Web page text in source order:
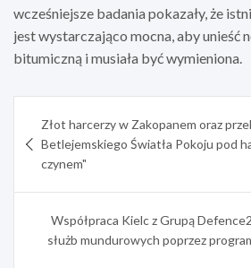
wcześniejsze badania pokazały, że
jest wystarczająco mocna, aby unieść
bitumiczną i musiała być wymieniona.
wpisu
Złot harcerzy w Zakopanem oraz
Betlejemskiego Światła Pokoju pod
czynem"
Współpraca Kielc z Grupą
służb mundurowych poprzez